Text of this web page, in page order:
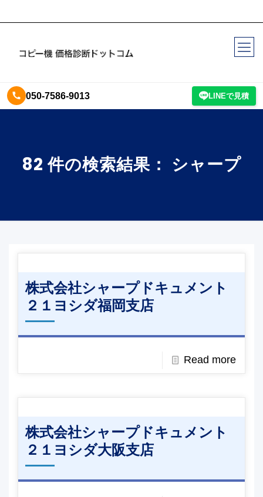
050-7586-9013 LINEで見積
82 件の検索結果： シャープ
株式会社シャープドキュメント
２１ヨシダ福岡支店
Read more
株式会社シャープドキュメント
２１ヨシダ大阪支店